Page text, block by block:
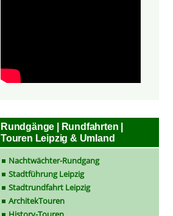
Rundgänge | Rundfahrten |
Touren Leipzig & Umland
Nachtwächter-Rundgang
Stadtführung Leipzig
Stadtrundfahrt Leipzig
ArchitekTouren